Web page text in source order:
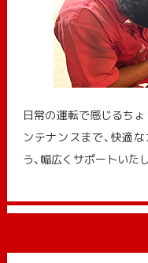
日常の運転で感じるち
ンテナンスまで、快適
う、幅広くサポートいた